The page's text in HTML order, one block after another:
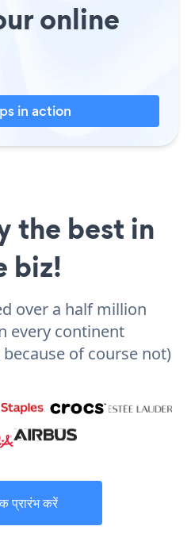
online
in action
the best in
biz!
over a half million
every continent
of course not)
प्रारंभ करें